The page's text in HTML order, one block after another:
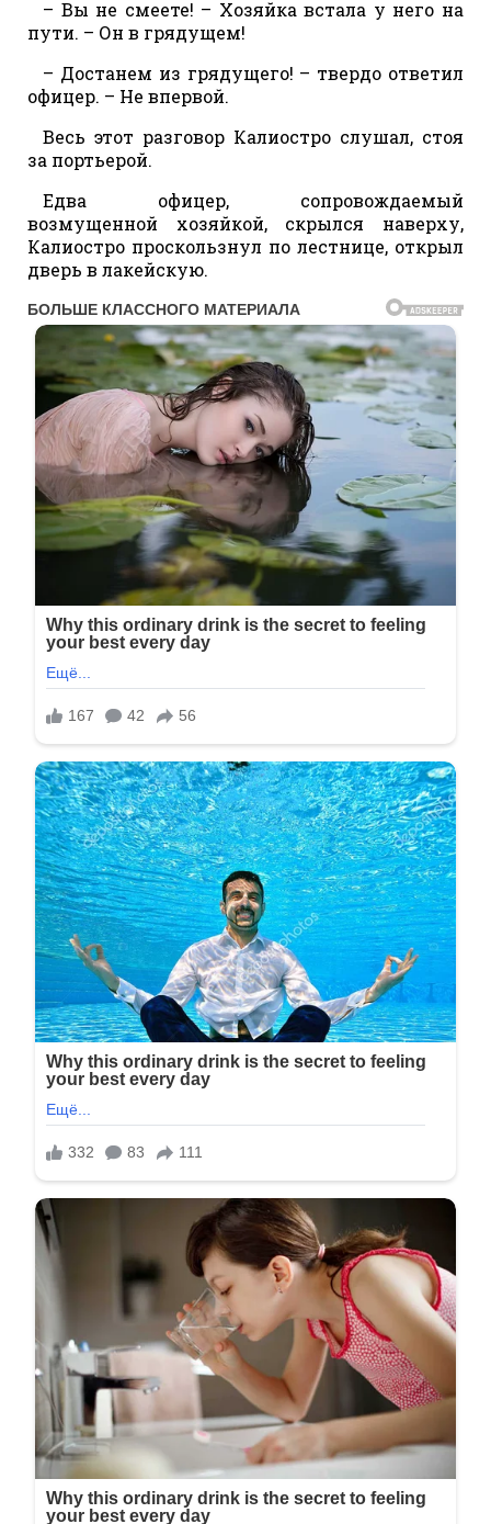
– Вы не смеете! – Хозяйка встала у него на
пути. – Он в грядущем!
– Достанем из грядущего! – твердо ответил
офицер. – Не впервой.
Весь этот разговор Калиостро слушал, стоя
за портьерой.
Едва офицер, сопровождаемый
возмущенной хозяйкой, скрылся наверху,
Калиостро проскользнул по лестнице, открыл
дверь в лакейскую.